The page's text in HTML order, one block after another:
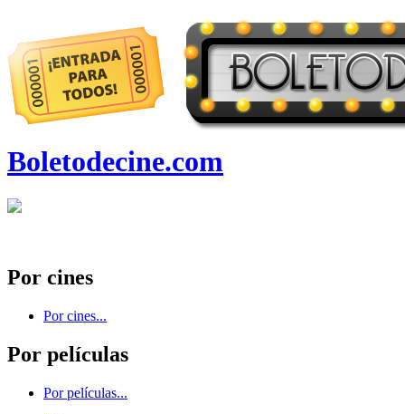
Boletodecine.com
Por cines
Por cines...
Por películas
Por películas...